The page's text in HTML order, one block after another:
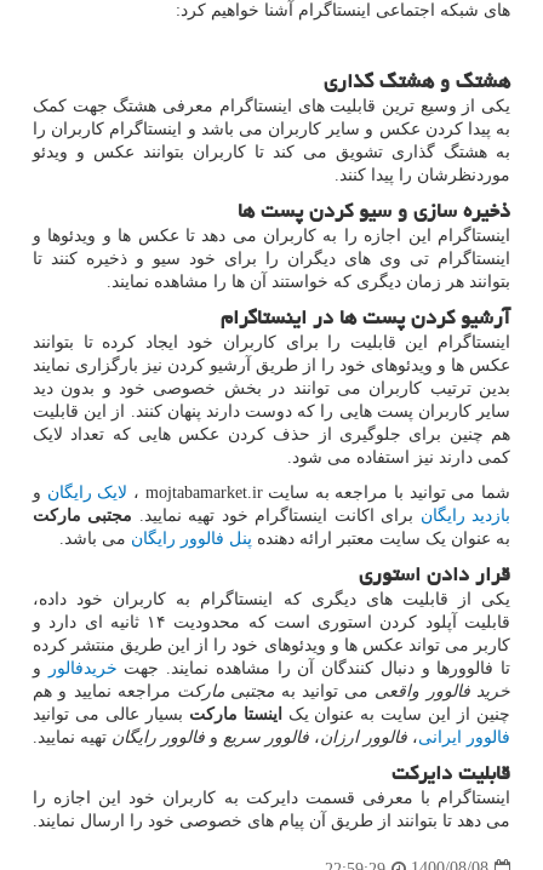
های شبکه اجتماعی اینستاگرام آشنا خواهیم کرد:
هشتگ و هشتگ گذاری
یکی از وسیع ترین قابلیت های اینستاگرام معرفی هشتگ جهت کمک
به پیدا کردن عکس و سایر کاربران می باشد و اینستاگرام کاربران را
به هشتگ گذاری تشویق می کند تا کاربران بتوانند عکس و ویدئو
موردنظرشان را پیدا کنند.
ذخیره سازی و سیو کردن پست ها
اینستاگرام این اجازه را به کاربران می دهد تا عکس ها و ویدئوها و
اینستاگرام تی وی های دیگران را برای خود سیو و ذخیره کنند تا
بتوانند هر زمان دیگری که خواستند آن ها را مشاهده نمایند.
آرشیو کردن پست ها در اینستاگرام
اینستاگرام این قابلیت را برای کاربران خود ایجاد کرده تا بتوانند
عکس ها و ویدئوهای خود را از طریق آرشیو کردن نیز بارگزاری نمایند
بدین ترتیب کاربران می توانند در بخش خصوصی خود و بدون دید
سایر کاربران پست هایی را که دوست دارند پنهان کنند. از این قابلیت
هم چنین برای جلوگیری از حذف کردن عکس هایی که تعداد لایک
کمی دارند نیز استفاده می شود.
شما می توانید با مراجعه به سایتmojtabamarket.ir ، لایک رایگان و
بازدید رایگان برای اکانت اینستاگرام خود تهیه نمایید. مجتبی مارکت
به عنوان یک سایت معتبر ارائه دهنده پنل فالوور رایگان می باشد.
قرار دادن استوری
یکی از قابلیت های دیگری که اینستاگرام به کاربران خود داده،
قابلیت آپلود کردن استوری است که محدودیت ۱۴ ثانیه ای دارد و
کاربر می تواند عکس ها و ویدئوهای خود را از این طریق منتشر کرده
تا فالوورها و دنبال کنندگان آن را مشاهده نمایند. جهت خریدفالور
و
خرید فالوور واقعی می توانید به مجتبی مارکت مراجعه نمایید و هم
چنین از این سایت به عنوان یک
اینستا مارکت بسیار عالی می توانید
فالوور ایرانی، فالوور ارزان، فالوور سریع و فالوور رایگان تهیه نمایید.
قابلیت دایرکت
اینستاگرام با معرفی قسمت دایرکت به کاربران خود این اجازه را
می دهد تا بتوانند از طریق آن پیام های خصوصی خود را ارسال نمایند.